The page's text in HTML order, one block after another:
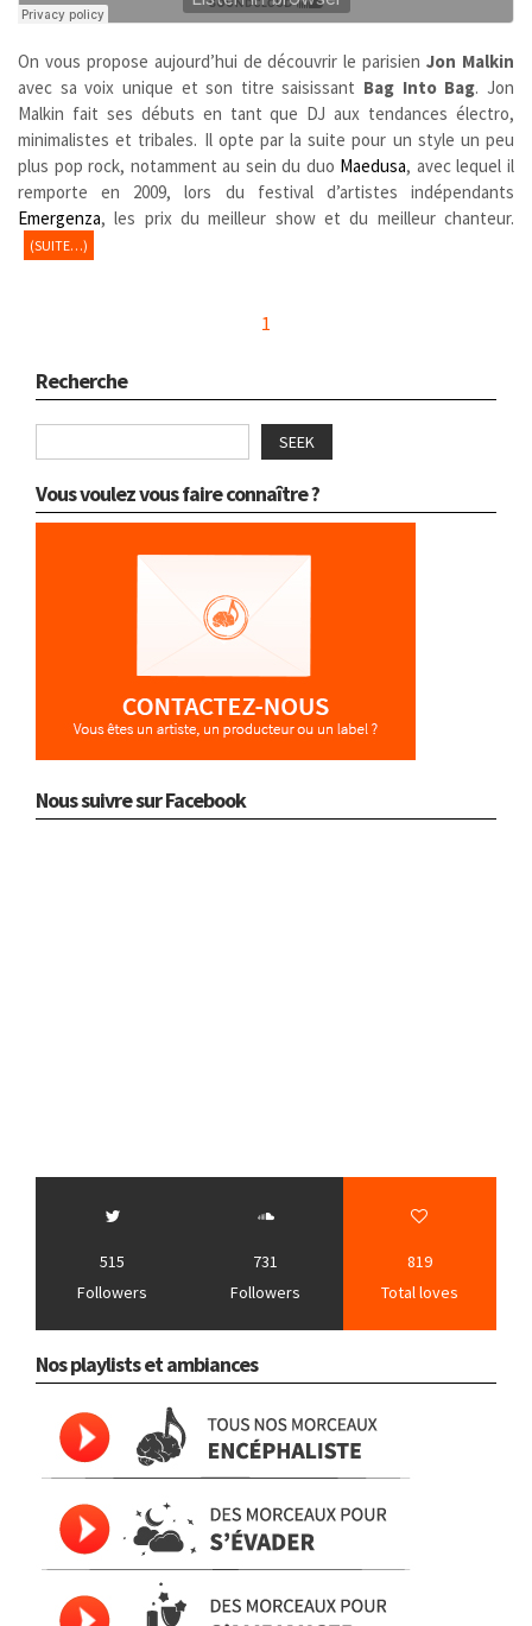
On vous propose aujourd’hui de découvrir le parisienJon Malkin
avec sa voix unique et son titre saisissant Bag Into Bag. Jon
Malkin fait ses débuts en tant que DJ aux tendances électro,
minimalistes et tribales. Il opte par la suite pour un style un peu
plus pop rock, notamment au sein du duo Maedusa, avec lequel il
remporte en 2009, lors du festival d’artistes indépendants
Emergenza, les prix du meilleur show et du meilleur chanteur.
(SUITE…)
1
Recherche
SEEK
Vous voulez vous faire connaître ?
Nous suivre sur Facebook
515
Followers
731
Followers
819
Total loves
Nos playlists et ambiances